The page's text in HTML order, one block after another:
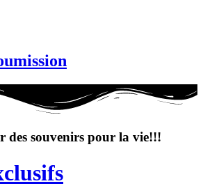
des souvenirs pour la vie!!!